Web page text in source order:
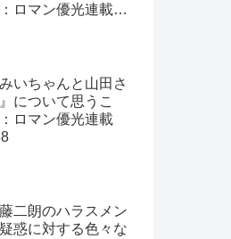
ロマン優光連載
みいちゃんと山田さ
について思うこ
ロマン優光連載
二朗のハラスメン
疑惑に対する色々な